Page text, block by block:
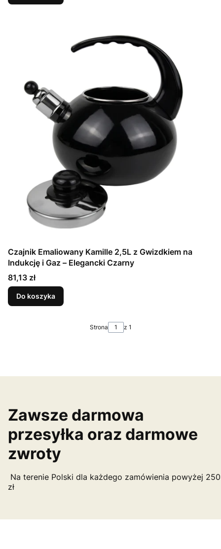
Czajnik Emaliowany Kamille 2,5L z Gwizdkiem na
Indukcję i Gaz – Elegancki Czarny
Cena
81,13 zł
Do koszyka
Strona z 1
Zawsze darmowa
przesyłka oraz darmowe
zwroty
Na terenie Polski dla każdego zamówienia powyżej 250
zł